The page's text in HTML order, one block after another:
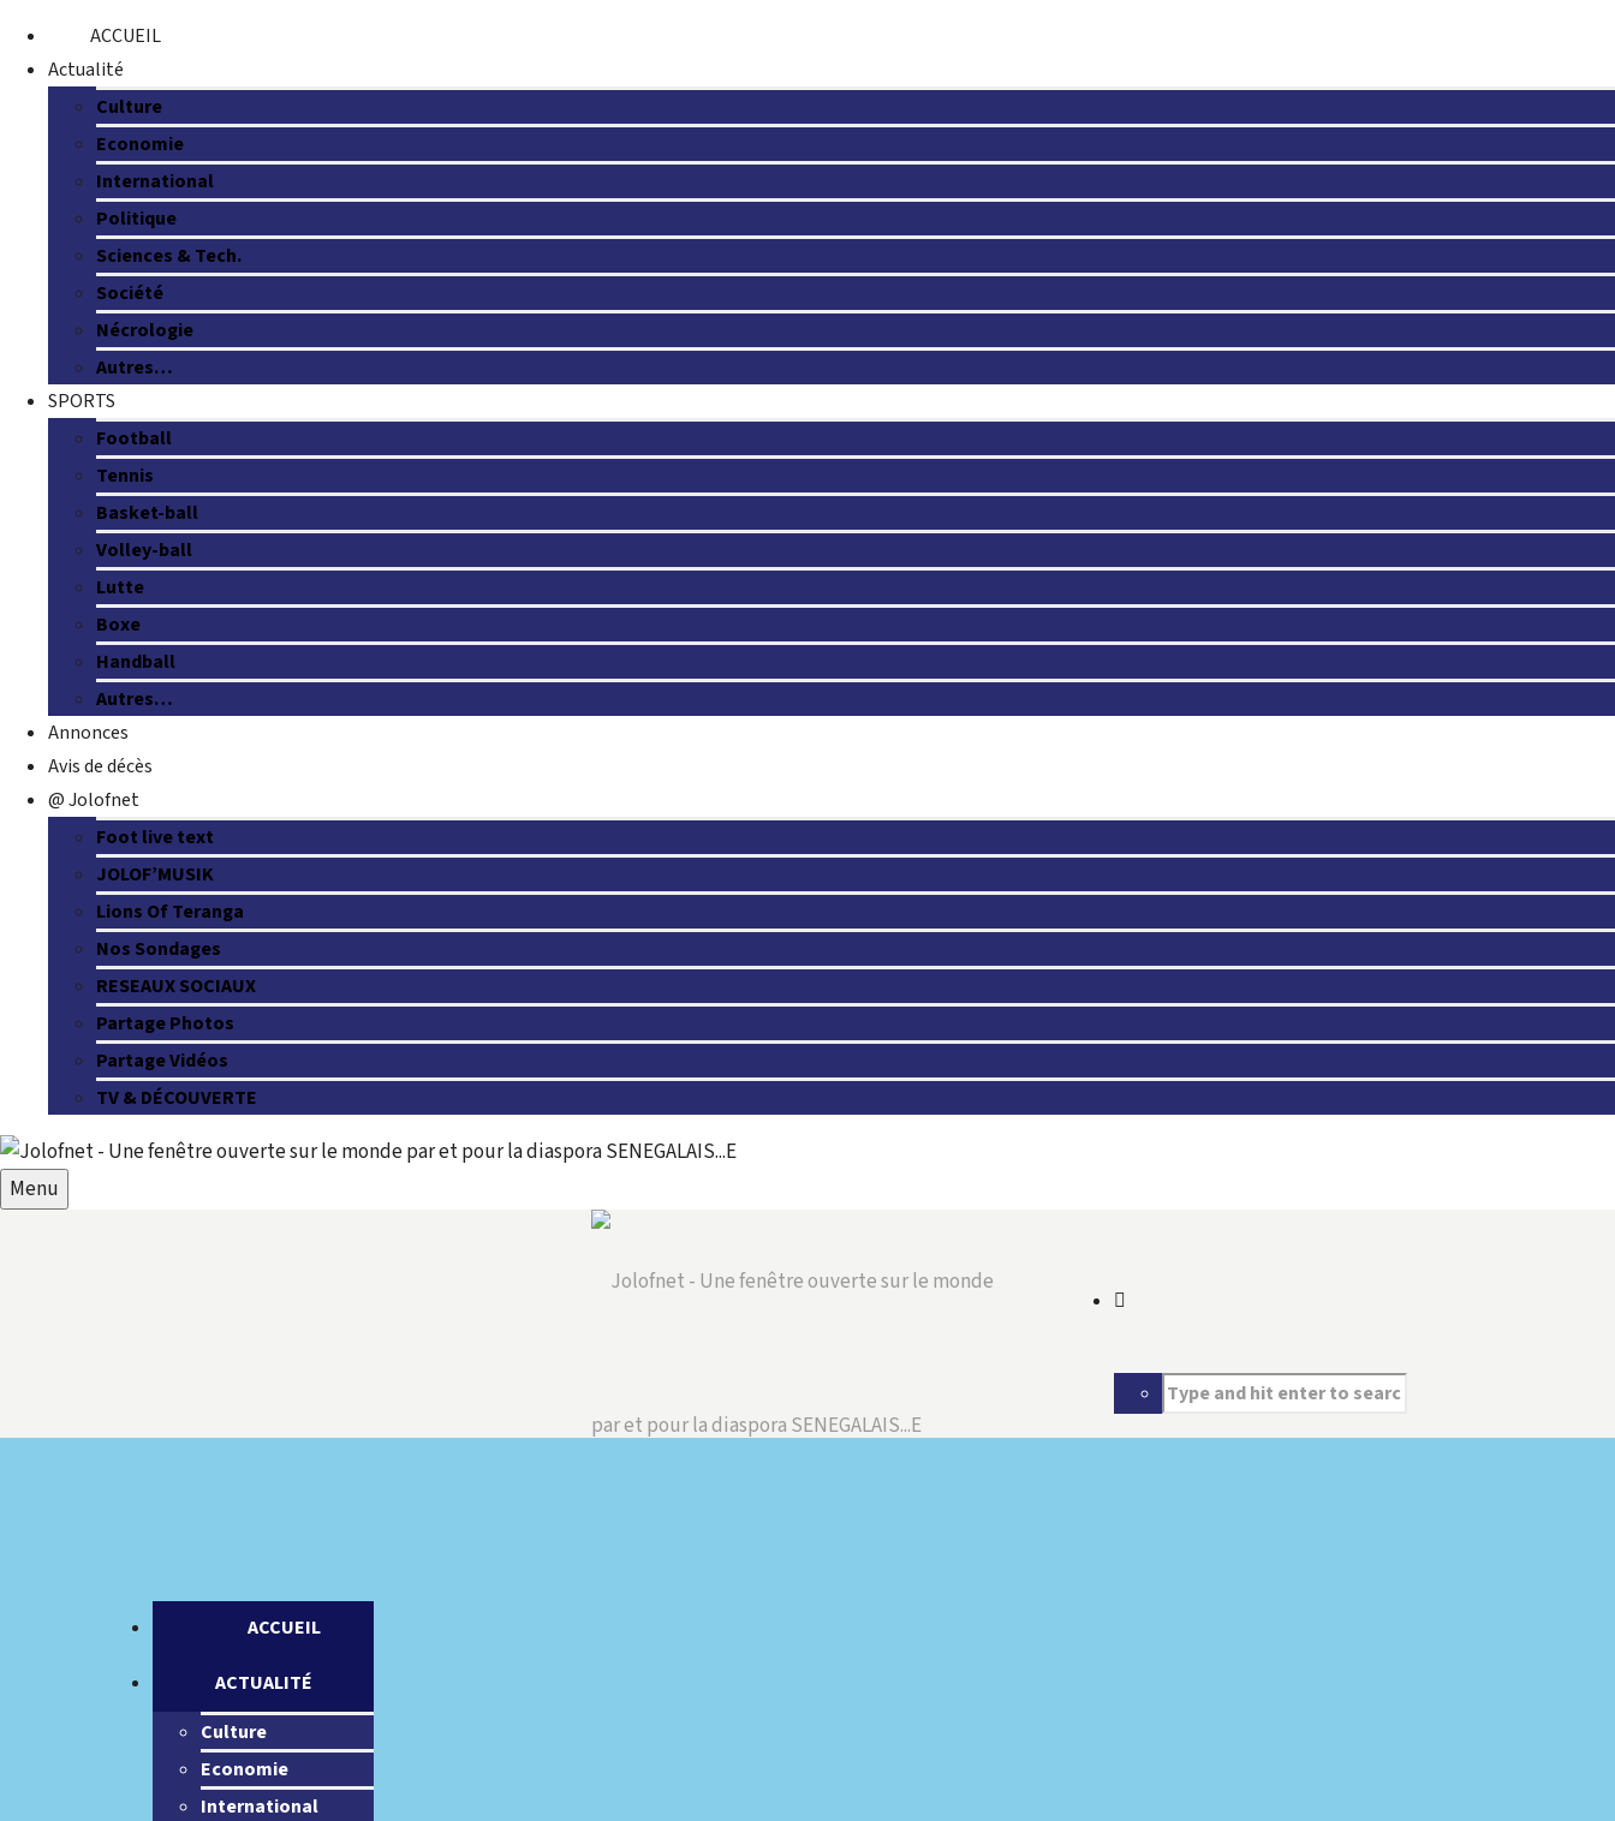
ACCUEIL
Actualité
Culture
Economie
International
Politique
Sciences & Tech.
Société
Nécrologie
Autres…
SPORTS
Football
Tennis
Basket-ball
Volley-ball
Lutte
Boxe
Handball
Autres…
Annonces
Avis de décès
@ Jolofnet
Foot live text
JOLOF’MUSIK
Lions Of Teranga
Nos Sondages
RESEAUX SOCIAUX
Partage Photos
Partage Vidéos
TV & DÉCOUVERTE
Menu
ACCUEIL
ACTUALITÉ
Culture
Economie
International